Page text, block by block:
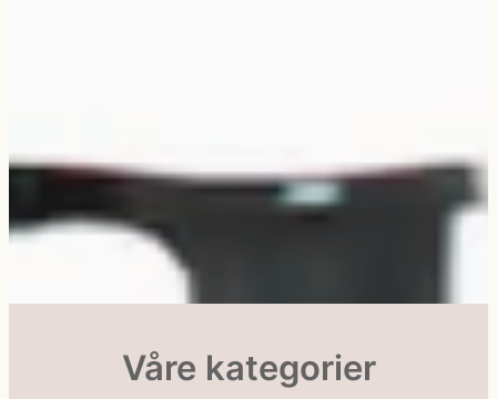
Våre kategorier